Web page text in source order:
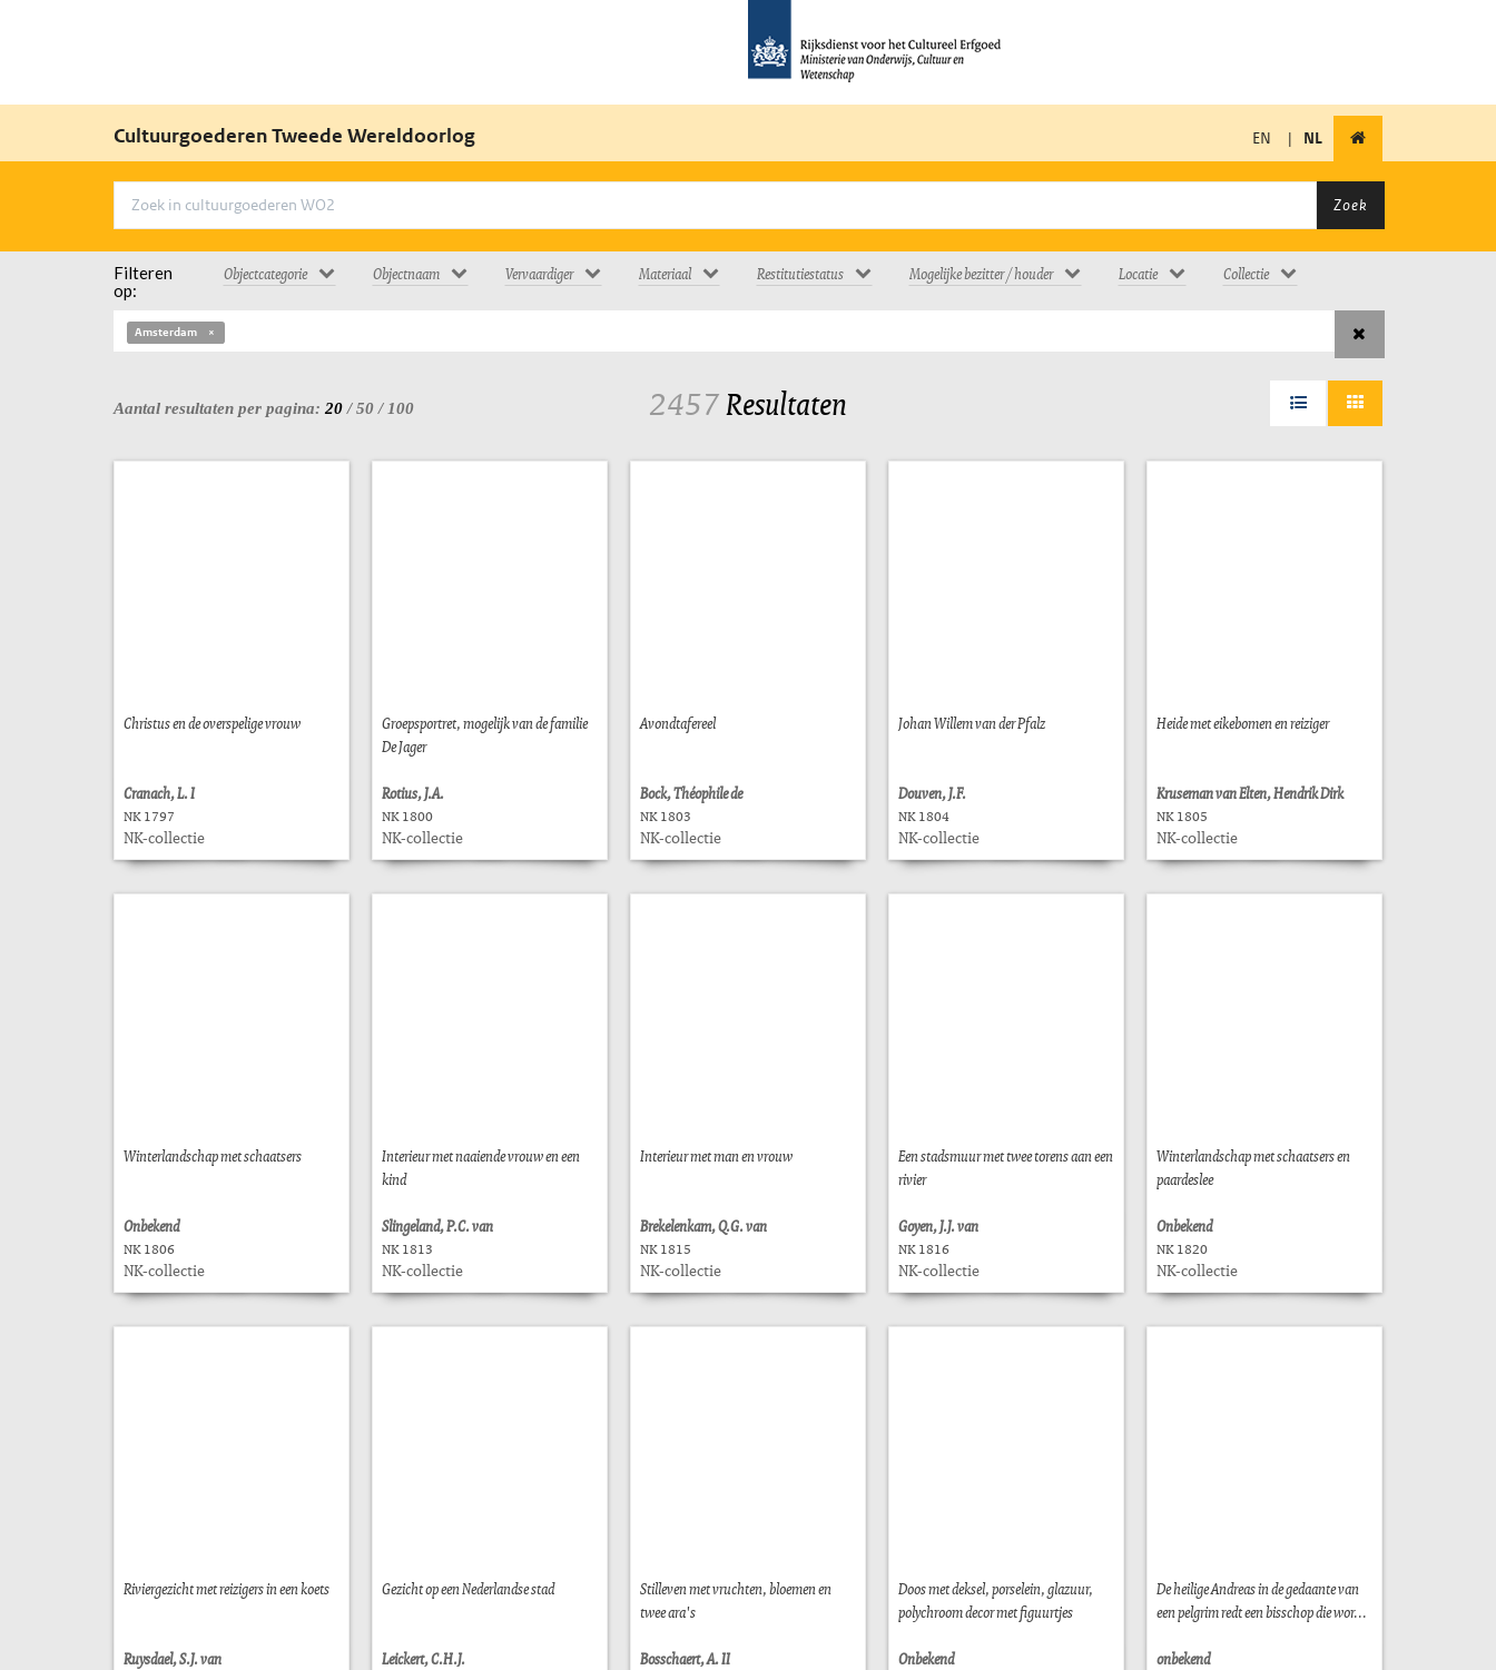
Cultuurgoederen Tweede Wereldoorlog EN | NL
Zoek
Filteren
op:
Objectcategorie Objectnaam Vervaardiger Materiaal Restitutiestatus Mogelijke bezitter / houder Locatie Collectie
Amsterdam
Aantal resultaten per pagina: 20 /50 / 100 2457Resultaten
Christus en de overspelige vrouw
Cranach, L. I
NK 1797
NK-collectie
Groepsportret, mogelijk van de familie
De Jager
Rotius, J.A.
NK 1800
NK-collectie
Avondtafereel
Bock, Théophile de
NK 1803
NK-collectie
Johan Willem van der Pfalz
Douven, J.F.
NK 1804
NK-collectie
Heide met eikebomen en reiziger
Kruseman van Elten, Hendrik Dirk
NK 1805
NK-collectie
Winterlandschap met schaatsers
Onbekend
NK 1806
NK-collectie
Interieur met naaiende vrouw en een
kind
Slingeland, P.C. van
NK 1813
NK-collectie
Interieur met man en vrouw
Brekelenkam, Q.G. van
NK 1815
NK-collectie
Een stadsmuur met twee torens aan een
rivier
Goyen, J.J. van
NK 1816
NK-collectie
Winterlandschap met schaatsers en
paardeslee
Onbekend
NK 1820
NK-collectie
Riviergezicht met reizigers in een koets
Ruysdael, S.J. van
Gezicht op een Nederlandse stad
Leickert, C.H.J.
Stilleven met vruchten, bloemen en
twee ara's
Bosschaert, A. II
Doos met deksel, porselein, glazuur,
polychroom decor met figuurtjes
Onbekend
De heilige Andreas in de gedaante van
een pelgrim redt een bisschop die wor...
onbekend